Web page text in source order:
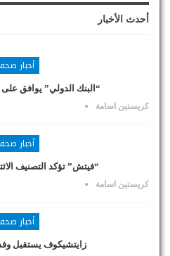
أحدث الأخبار
أخبار
“البنك الدولي” يوافق على منحة
كريستين اسامة
أخبار
“فيتش” تؤكد التصنيف
كريستين اسامة
أخبار
زايتشيكوف يستقبل